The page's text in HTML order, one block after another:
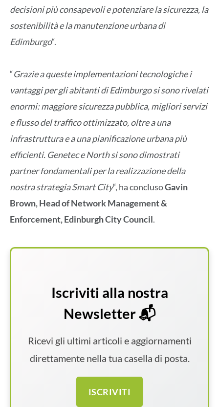
decisioni più consapevoli e potenziare la sicurezza, la
sostenibilità e la manutenzione urbana di
Edimburgo“.
“Grazie a queste implementazioni tecnologiche i
vantaggi per gli abitanti di Edimburgo si sono rivelati
enormi: maggiore sicurezza pubblica, migliori servizi
e flusso del traffico ottimizzato, oltre a una
infrastruttura e a una pianificazione urbana più
efficienti. Genetec e North si sono dimostrati
partner fondamentali per la realizzazione della
nostra strategia Smart City“, ha conclusoGavin
Brown, Head of Network Management &
Enforcement, Edinburgh City Council.
Iscriviti alla nostra
Newsletter 📬
Ricevi gli ultimi articoli e aggiornamenti
direttamente nella tua casella di posta.
ISCRIVITI